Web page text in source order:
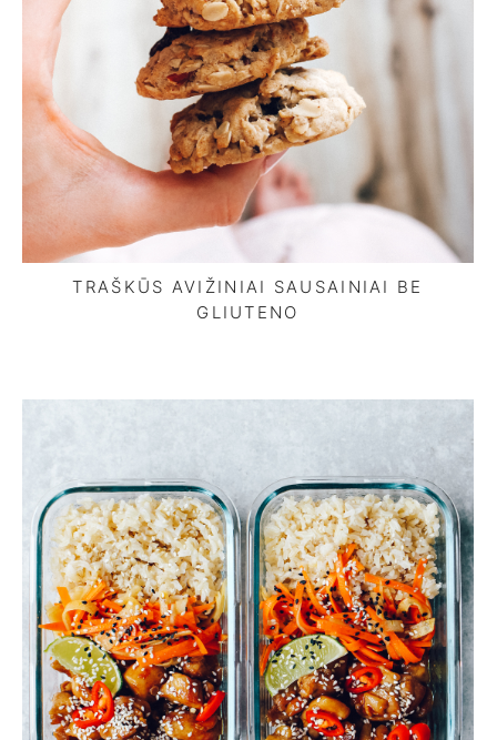
TRAŠKŪS AVIŽINIAI SAUSAINIAI BE
GLIUTENO